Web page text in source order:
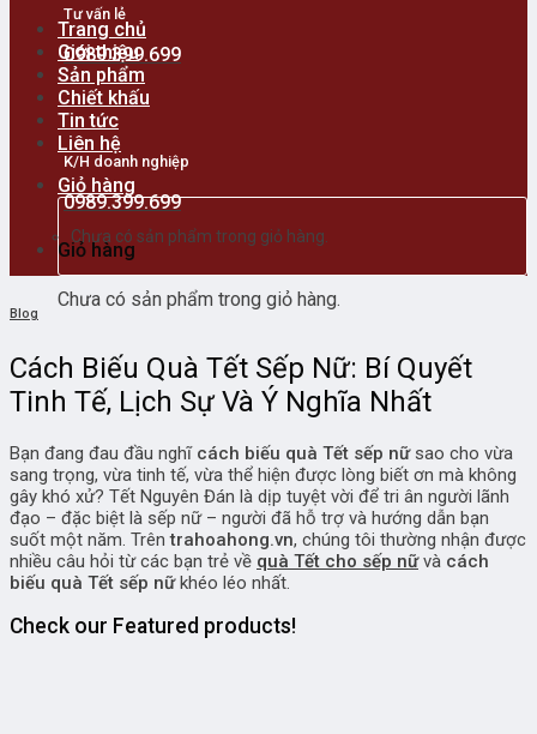
Tư vấn lẻ
0989.399.699
K/H doanh nghiệp
0989.399.699
Giỏ hàng
Chưa có sản phẩm trong giỏ hàng.
Trang chủ
Giới thiệu
Sản phẩm
Chiết khấu
Tin tức
Liên hệ
Giỏ hàng
Chưa có sản phẩm trong giỏ hàng.
Blog
Cách Biếu Quà Tết Sếp Nữ: Bí Quyết
Tinh Tế, Lịch Sự Và Ý Nghĩa Nhất
Bạn đang đau đầu nghĩ cách biếu quà Tết sếp nữsao cho vừa
sang trọng, vừa tinh tế, vừa thể hiện được lòng biết ơn mà không
gây khó xử? Tết Nguyên Đán là dịp tuyệt vời để tri ân người lãnh
đạo – đặc biệt là sếp nữ – người đã hỗ trợ và hướng dẫn bạn
suốt một năm. Trêntrahoahong.vn, chúng tôi thường nhận được
nhiều câu hỏi từ các bạn trẻ về quà Tết cho sếp nữvà cách
biếu quà Tết sếp nữkhéo léo nhất.
Check our Featured products!